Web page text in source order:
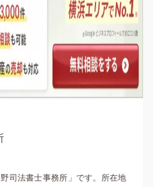
司法書士事務所」です。所在地